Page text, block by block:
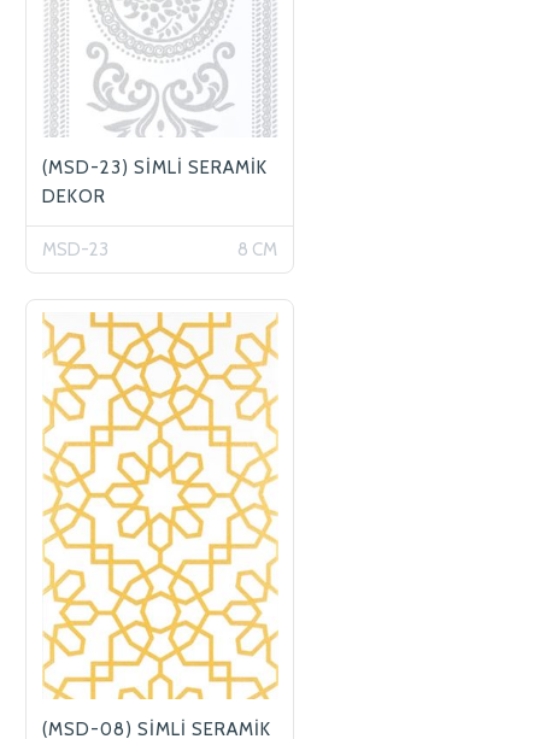
(MSD-23) SİMLİ SERAMİK
DEKOR
MSD-23 8 CM
(MSD-08) SİMLİ SERAMİK